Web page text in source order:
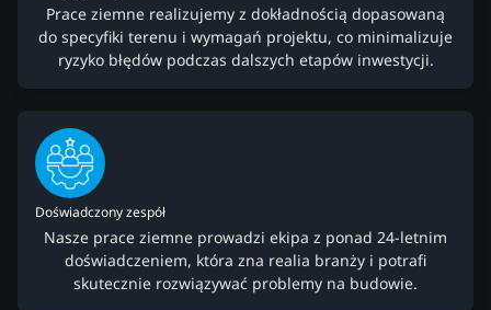
Prace ziemne realizujemy z dokładnością dopasowaną
do specyfiki terenu i wymagań projektu, co minimalizuje
ryzyko błędów podczas dalszych etapów inwestycji.
Doświadczony zespół
Nasze prace ziemne prowadzi ekipa z ponad 24-letnim
doświadczeniem, która zna realia branży i potrafi
skutecznie rozwiązywać problemy na budowie.